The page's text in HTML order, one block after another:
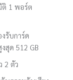
ติ 1 พอร์ต
รับการ์ด
สุด 512 GB
2 ตัว